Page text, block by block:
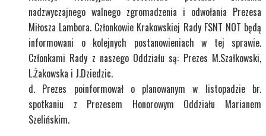
nadzwyczajnego walnego zgromadzenia i odwołania Prezesa
Miłosza Lambora. Członkowie Krakowskiej Rady FSNT NOT będą
informowani o kolejnych postanowieniach w tej sprawie.
Członkami Rady z naszego Oddziału są: Prezes M.Szałkowski,
L.Żakowska i J.Dziedzic.
Prezes poinformował o planowanym w listopadzie br.
spotkaniu z Prezesem Honorowym Oddziału Marianem
Szelińskim.